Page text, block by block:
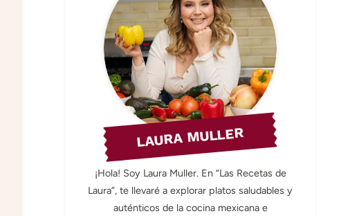
LAURA MULLER
¡Hola! Soy Laura Muller. En “Las Recetas de
Laura”, te llevaré a explorar platos saludables y
auténticos de la cocina mexicana e